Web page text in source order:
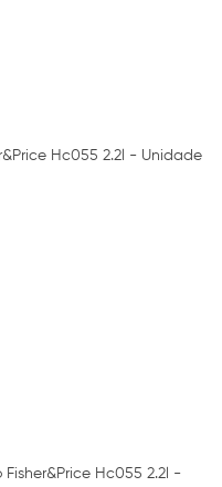
Hc055 2.2l - Unidade
Hc055 2.2l -